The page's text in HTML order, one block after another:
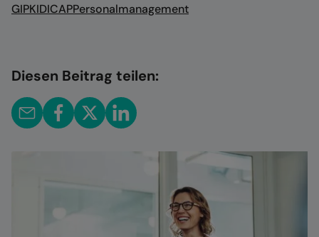
GIPKIDICAPPersonalmanagement
Diesen Beitrag teilen: